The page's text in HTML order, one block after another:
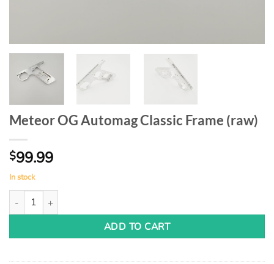
Meteor OG Automag Classic Frame (raw)
$99.99
In stock
Meteor OG Automag Classic Frame (raw) quantity
ADD TO CART